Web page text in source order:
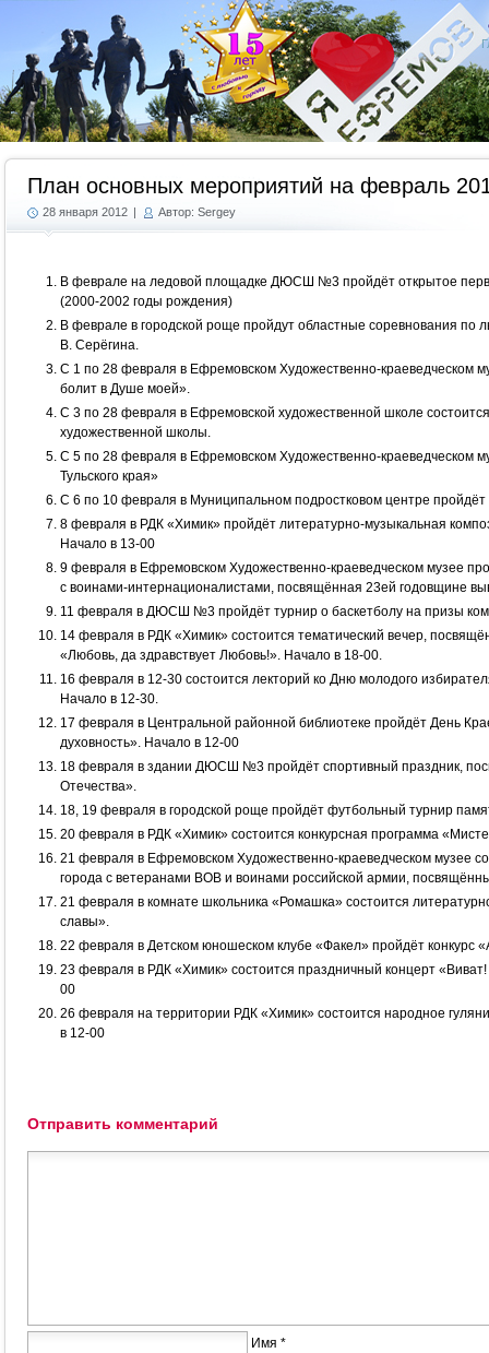
План основных мероприятий на февраль
28 января 2012 | Автор: Sergey
В феврале на ледовой площадке ДЮСШ №3 пройдёт открытое
(2000-2002 годы рождения)
В феврале в городской роще пройдут областные соревнования
В. Серёгина.
С 1 по 28 февраля в Ефремовском Художественно-краеведческом
болит в Душе моей».
С 3 по 28 февраля в Ефремовской художественной школе
художественной школы.
С 5 по 28 февраля в Ефремовском Художественно-краеведческом
Тульского края»
С 6 по 10 февраля в Муниципальном подростковом центре пройдёт
8 февраля в РДК «Химик» пройдёт литературно-музыкальная
Начало в 13-00
9 февраля в Ефремовском Художественно-краеведческом музее
с воинами-интернационалистами, посвящённая 23ей годовщине
11 февраля в ДЮСШ №3 пройдёт турнир о баскетболу на призы
14 февраля в РДК «Химик» состоится тематический вечер,
«Любовь, да здравствует Любовь!». Начало в 18-00.
16 февраля в 12-30 состоится лекторий ко Дню молодого
Начало в 12-30.
17 февраля в Центральной районной библиотеке пройдёт День
духовность». Начало в 12-00
18 февраля в здании ДЮСШ №3 пройдёт спортивный праздник,
Отечества».
18, 19 февраля в городской роще пройдёт футбольный турнир
20 февраля в РДК «Химик» состоится конкурсная программа
21 февраля в Ефремовском Художественно-краеведческом музее
города с ветеранами ВОВ и воинами российской армии,
21 февраля в комнате школьника «Ромашка» состоится
славы».
22 февраля в Детском юношеском клубе «Факел» пройдёт конкурс
23 февраля в РДК «Химик» состоится праздничный концерт
00
26 февраля на территории РДК «Химик» состоится народное
в 12-00
Отправить комментарий
Имя *